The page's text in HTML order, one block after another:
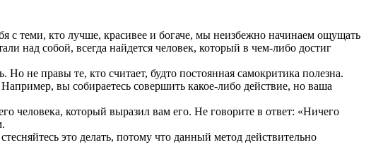
с теми, кто лучше, красивее и богаче, мы неизбежно начинаем ощущать
над собой, всегда найдется человек, который в чем-либо достиг
не правы те, кто считает, будто постоянная самокритика полезна.
вы собираетесь совершить какое-либо действие, но ваша
который выразил вам его. Не говорите в ответ: «Ничего
это делать, потому что данный метод действительно